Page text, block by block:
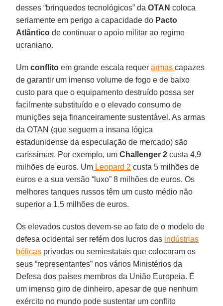
desses “brinquedos tecnológicos” daOTAN coloca
seriamente em perigo a capacidade do Pacto
Atlântico de continuar o apoio militar ao regime
ucraniano.
Umconflito em grande escala requerarmascapazes
de garantir um imenso volume de fogo e de baixo
custo para que o equipamento destruído possa ser
facilmente substituído e o elevado consumo de
munições seja financeiramente sustentável. As armas
da OTAN (que seguem a insana lógica
estadunidense da especulação de mercado) são
caríssimas. Por exemplo, umChallenger 2 custa 4,9
milhões de euros. Um Leopard 2 custa 5 milhões de
euros e a sua versão “luxo” 8 milhões de euros. Os
melhores tanques russos têm um custo médio não
superior a 1,5 milhões de euros.
Os elevados custos devem-se ao fato de o modelo de
defesa ocidental ser refém dos lucros das indústrias
bélicas privadas ou semiestatais que colocaram os
seus “representantes” nos vários Ministérios da
Defesa dos países membros da União Europeia. É
um imenso giro de dinheiro, apesar de que nenhum
exército no mundo pode sustentar um conflito